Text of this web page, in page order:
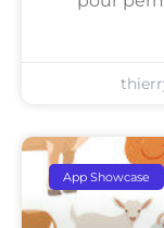
App Showcase